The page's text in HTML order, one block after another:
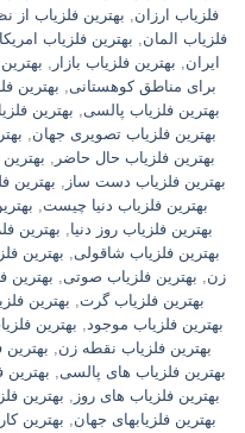
فلزیاب ارزان, بهترین فلزیاب از
فلزیاب المان, بهترین فلزیاب
ایران, بهترین فلزیاب بازار ,
برای مناطق کوهستانی, بهترین
بهترین فلزیاب پالسی, بهترین
بهترین فلزیاب تصویری جهان,
بهترین فلزیاب حال حاضر ,
بهترین فلزیاب دست ساز , بهترین
بهترین فلزیاب دنیا چیست,
بهترین فلزیاب روز دنیا, بهترین
بهترین فلزیاب شاقولی, بهترین
زن, بهترین فلزیاب صوتی, بهترین
بهترین فلزیاب گرت, بهترین
بهترین فلزیاب موجود, بهترین
بهترین فلزیاب نقطه زن,
بهترین فلزیاب های پالسی,
بهترین فلزیاب های روز , بهترین
بهترین فلزیابهای جهان, بهترین